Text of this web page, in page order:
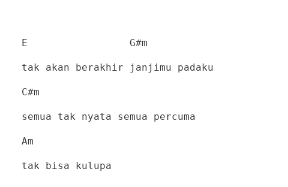
E G#m
tak akan berakhir janjimu padaku
C#m
semua tak nyata semua percuma
Am
tak bisa kulupa